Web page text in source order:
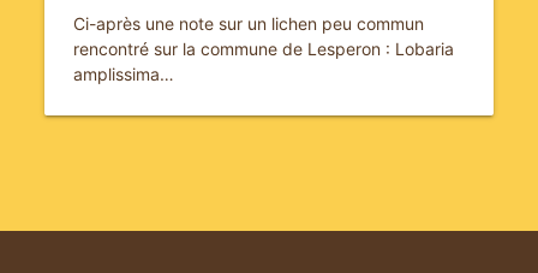
Ci-après une note sur un lichen peu commun
rencontré sur la commune de Lesperon : Lobaria
amplissima…